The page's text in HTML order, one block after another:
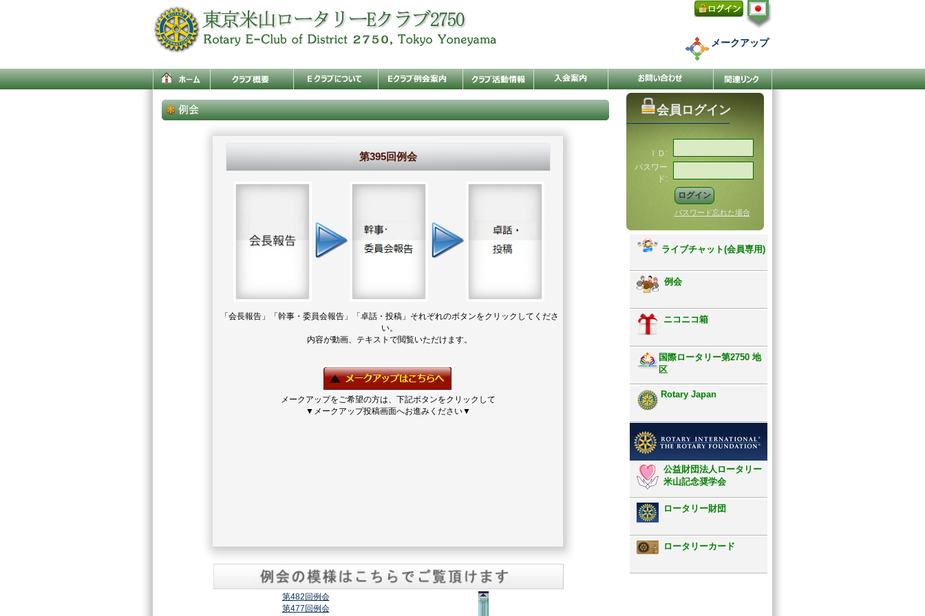
メークアップ
第395回例会
「会長報告」「幹事・委員会報告」「卓話・投稿」それぞれのボタンをクリックしてくださ
い。
内容が動画、テキストで閲覧いただけます。
メークアップをご希望の方は、下記ボタンをクリックして
▼メークアップ投稿画面へお進みください▼
第482回例会
第477回例会
会員ログイン
ＩＤ:
パスワー
ド:
パスワード忘れた場合
ライブチャット(会員専用)
例会
ニコニコ箱
国際ロータリー第2750 地
区
Rotary Japan
公益財団法人ロータリー
米山記念奨学会
ロータリー財団
ロータリーカード